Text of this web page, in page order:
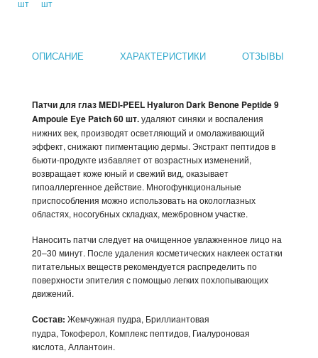
ОПИСАНИЕ ХАРАКТЕРИСТИКИ ОТЗЫВЫ
Патчи для глаз MEDI-PEEL Hyaluron Dark Benone Peptide 9
Ampoule Eye Patch 60 шт.удаляют синяки и воспаления
нижних век, производят осветляющий и омолаживающий
эффект, снижают пигментацию дермы. Экстракт пептидов в
бьюти-продукте избавляет от возрастных изменений,
возвращает коже юный и свежий вид, оказывает
гипоаллергенное действие. Многофункциональные
приспособления можно использовать на окологлазных
областях, носогубных складках, межбровном участке.
Наносить патчи следует на очищенное увлажненное лицо на
20–30 минут. После удаления косметических наклеек остатки
питательных веществ рекомендуется распределить по
поверхности эпителия с помощью легких похлопывающих
движений.
Состав: Жемчужная пудра, Бриллиантовая
пудра, Токоферол, Комплекс пептидов, Гиалуроновая
кислота, Аллантоин.